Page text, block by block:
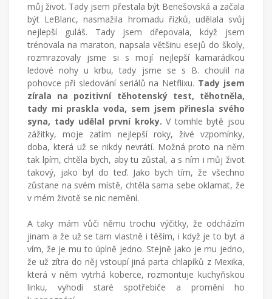
můj život. Tady jsem přestala být Benešovská a začala
být LeBlanc, nasmažila hromadu řízků, udělala svůj
nejlepší guláš. Tady jsem dřepovala, když jsem
trénovala na maraton, napsala většinu esejů do školy,
rozmrazovaly jsme si s mojí nejlepší kamarádkou
ledové nohy u krbu, tady jsme se s B. choulil na
pohovce při sledování seriálů na Netflixu. Tady jsem
zírala na pozitivní těhotenský test, těhotněla,
tady mi praskla voda, sem jsem přinesla svého
syna, tady udělal první kroky. V tomhle bytě jsou
zážitky, moje zatím nejlepší roky, živé vzpomínky,
doba, která už se nikdy nevrátí. Možná proto na něm
tak lpím, chtěla bych, aby tu zůstal, a s ním i můj život
takový, jako byl do teď. Jako bych tím, že všechno
zůstane na svém místě, chtěla sama sebe oklamat, že
v mém životě se nic nemění.
A taky mám vůči němu trochu výčitky, že odcházím
jinam a že už se tam vlastně i těším, i když je to byt a
vím, že je mu to úplně jedno. Stejně jako je mu jedno,
že už zítra do něj vstoupí jiná parta chlapíků z Mexika,
která v něm vytrhá koberce, rozmontuje kuchyňskou
linku, vyhodí staré spotřebiče a promění ho